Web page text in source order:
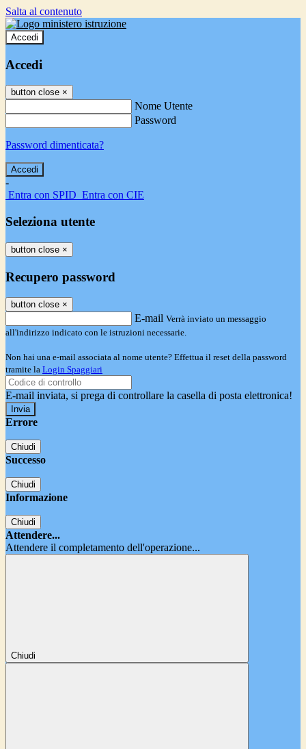
Salta al contenuto
Accedi
Accedi
button close ×
Nome Utente
Password
Password dimenticata?
-
Entra con SPID Entra con CIE
Seleziona utente
button close ×
Recupero password
button close ×
E-mail Verrà inviato un messaggio
all'indirizzo indicato con le istruzioni necessarie.
Non hai una e-mail associata al nome utente? Effettua il reset della password
tramite la Login Spaggiari
E-mail inviata, si prega di controllare la casella di posta elettronica!
Errore
Chiudi
Successo
Chiudi
Informazione
Chiudi
Attendere...
Attendere il completamento dell'operazione...
Chiudi